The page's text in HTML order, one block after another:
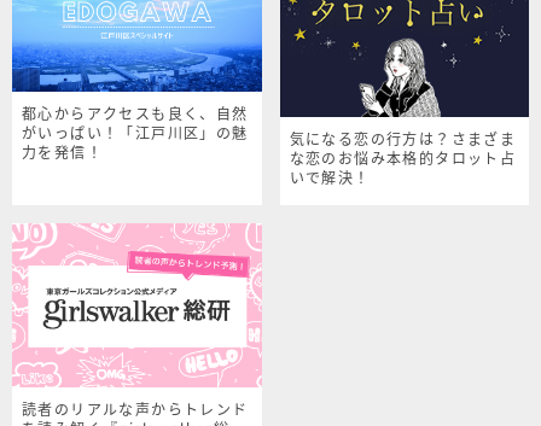
都心からアクセスも良く、自然
がいっぱい！「江戸川区」の魅
力を発信！
気になる恋の行方は？さまざま
な恋のお悩み本格的タロット占
いで解決！
読者のリアルな声からトレンド